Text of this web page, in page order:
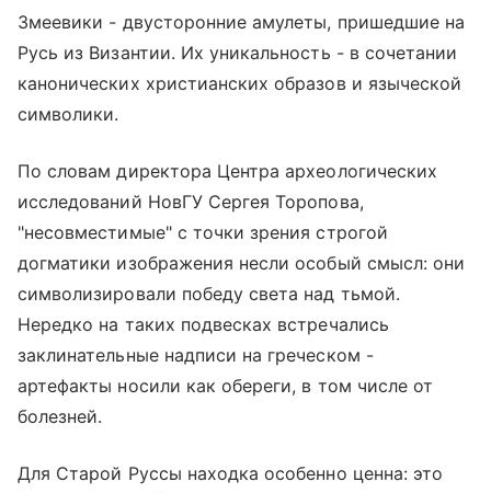
Змеевики - двусторонние амулеты, пришедшие на
Русь из Византии. Их уникальность - в сочетании
канонических христианских образов и языческой
символики.
По словам директора Центра археологических
исследований НовГУ Сергея Торопова,
"несовместимые" с точки зрения строгой
догматики изображения несли особый смысл: они
символизировали победу света над тьмой.
Нередко на таких подвесках встречались
заклинательные надписи на греческом -
артефакты носили как обереги, в том числе от
болезней.
Для Старой Руссы находка особенно ценна: это